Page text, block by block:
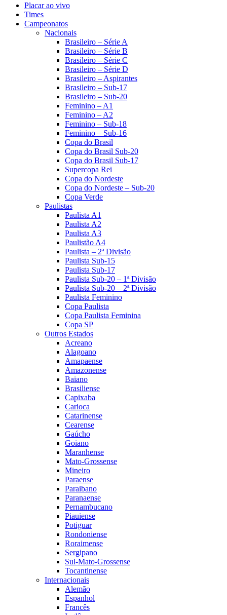
Placar ao vivo
Times
Campeonatos
Nacionais
Brasileiro – Série A
Brasileiro – Série B
Brasileiro – Série C
Brasileiro – Série D
Brasileiro – Aspirantes
Brasileiro – Sub-17
Brasileiro – Sub-20
Feminino – A1
Feminino – A2
Feminino – Sub-18
Feminino – Sub-16
Copa do Brasil
Copa do Brasil Sub-20
Copa do Brasil Sub-17
Supercopa Rei
Copa do Nordeste
Copa do Nordeste – Sub-20
Copa Verde
Paulistas
Paulista A1
Paulista A2
Paulista A3
Paulistão A4
Paulista – 2ª Divisão
Paulista Sub-15
Paulista Sub-17
Paulista Sub-20 – 1ª Divisão
Paulista Sub-20 – 2ª Divisão
Paulista Feminino
Copa Paulista
Copa Paulista Feminina
Copa SP
Outros Estados
Acreano
Alagoano
Amapaense
Amazonense
Baiano
Brasiliense
Capixaba
Carioca
Catarinense
Cearense
Gaúcho
Goiano
Maranhense
Mato-Grossense
Mineiro
Paraense
Paraibano
Paranaense
Pernambucano
Piauiense
Potiguar
Rondoniense
Roraimense
Sergipano
Sul-Mato-Grossense
Tocantinense
Internacionais
Alemão
Espanhol
Francês